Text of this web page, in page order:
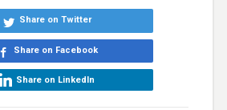
Share on Twitter
Share on Facebook
Share on LinkedIn